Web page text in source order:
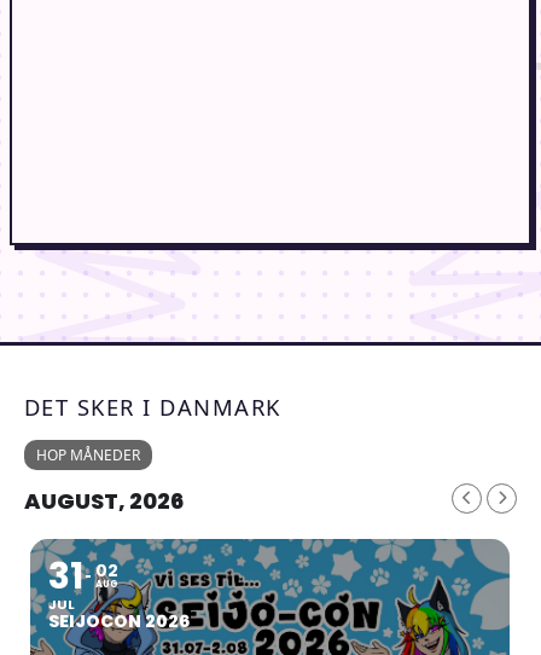
DET SKER I DANMARK
HOP MÅNEDER
AUGUST, 2026
31
JUL
02
AUG
SEIJOCON 2026